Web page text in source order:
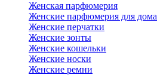
Женская парфюмерия
Женские парфюмерия для дома
Женские перчатки
Женские зонты
Женские кошельки
Женские носки
Женские ремни